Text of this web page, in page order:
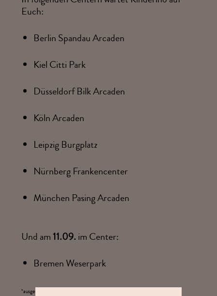
Euch:
Berlin Spandau Arcaden
Kiel Citti Park
Düsseldorf Bilk Arcaden
Köln Arcaden
Leipzig Burgplatz
Nürnberg Frankencenter
München Pasing Arcaden
Und am11.09. im Center:
Bremen Weserpark
*ausgenommen Hagen, Bielefeld und Hamburg Dammtor